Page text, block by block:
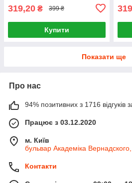
319,20 ₴ 399 ₴
Купити
Показати ще
Про нас
94% позитивних з 1716 відгуків
Працює з 03.12.2020
м. Київ
бульвар Академіка
Контакти